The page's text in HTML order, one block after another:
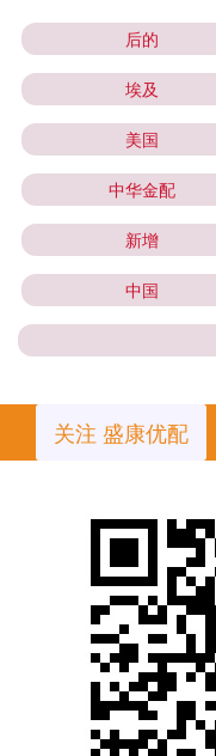
后的
埃及
美国
中华金配
新增
中国
关注 盛康优配